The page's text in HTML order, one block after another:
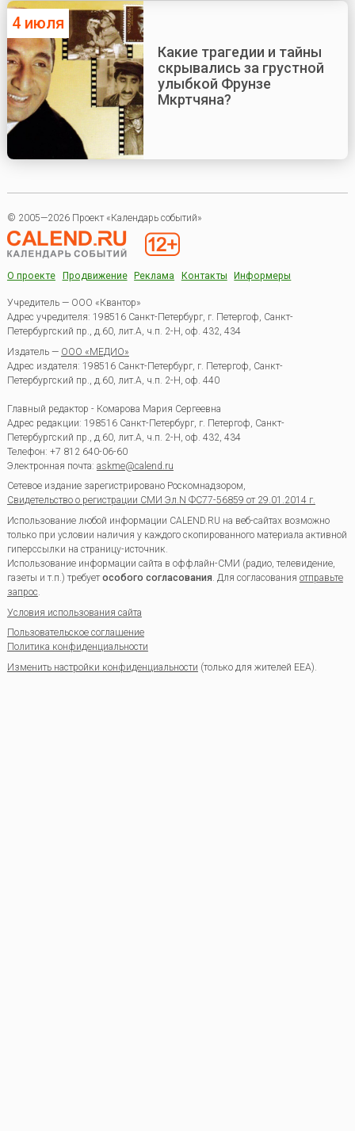
4 июля
Какие трагедии и тайны
скрывались за грустной
улыбкой Фрунзе
Мкртчяна?
© 2005—2026 Проект «Календарь событий»
О проекте Продвижение Реклама Контакты Информеры
Учредитель — ООО «Квантор»
Адрес учредителя: 198516 Санкт-Петербург, г. Петергоф, Санкт-
Петербургский пр., д.60, лит.А, ч.п. 2-Н, оф. 432, 434
Издатель — ООО «МЕДИО»
Адрес издателя: 198516 Санкт-Петербург, г. Петергоф, Санкт-
Петербургский пр., д.60, лит.А, ч.п. 2-Н, оф. 440
Главный редактор - Комарова Мария Сергеевна
Адрес редакции: 198516 Санкт-Петербург, г. Петергоф Санкт-
Петербургский пр., д.60, лит.А, ч.п. 2-Н, оф. 432, 434
Телефон: +7 812 640-06-60
Электронная почта: askme@calend.ru
Сетевое издание зарегистрировано Роскомнадзором,
Свидетельство о регистрации СМИ Эл.N ФС77-56859 от 29.01.2014 г.
Использование любой информации CALEND.RU на веб-сайтах возможно
только при условии наличия у каждого скопированного материала активной
гиперссылки на страницу-источник.
Использование информации сайта в оффлайн-СМИ (радио, телевидение,
газеты и т.п.) требуетособого согласования. Для согласования отправьте
запрос.
Условия использования сайта
Пользовательское соглашение
Политика конфиденциальности
Изменить настройки конфиденциальности (только для жителей EEA).